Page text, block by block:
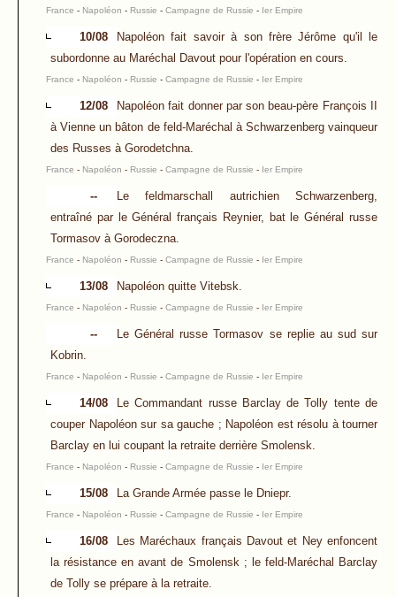
France - Napoléon - Russie - Campagne de Russie - Ier Empire
10/08
Napoléon fait savoir à son frère Jérôme qu'il le
subordonne au Maréchal Davout pour l'opération en cours.
France - Napoléon - Russie - Campagne de Russie - Ier Empire
12/08
Napoléon fait donner par son beau-père François II
à Vienne un bâton de feld-Maréchal à Schwarzenberg vainqueur
des Russes à Gorodetchna.
France - Napoléon - Russie - Campagne de Russie - Ier Empire
--
Le feldmarschall autrichien Schwarzenberg,
entraîné par le Général français Reynier, bat le Général russe
Tormasov à Gorodeczna.
France - Napoléon - Russie - Campagne de Russie - Ier Empire
13/08 Napoléon quitte Vitebsk.
France - Napoléon - Russie - Campagne de Russie - Ier Empire
--
Le Général russe Tormasov se replie au sud sur
Kobrin.
France - Napoléon - Russie - Campagne de Russie - Ier Empire
14/08
Le Commandant russe Barclay de Tolly tente de
couper Napoléon sur sa gauche ; Napoléon est résolu à tourner
Barclay en lui coupant la retraite derrière Smolensk.
France - Napoléon - Russie - Campagne de Russie - Ier Empire
15/08 La Grande Armée passe le Dniepr.
France - Napoléon - Russie - Campagne de Russie - Ier Empire
16/08
Les Maréchaux français Davout et Ney enfoncent
la résistance en avant de Smolensk ; le feld-Maréchal Barclay
de Tolly se prépare à la retraite.